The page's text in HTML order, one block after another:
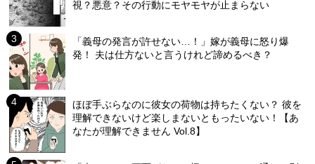
視？悪意？その行動にモヤモヤが止まらない
「義母の発言が許せない…！」嫁が義母に怒り爆
発！ 夫は仕方ないと言うけれど諦めるべき？
ほぼ手ぶらなのに彼女の荷物は持ちたくない？ 彼を
理解できないけど楽しまないともったいない！【あ
なたが理解できません Vol.8】